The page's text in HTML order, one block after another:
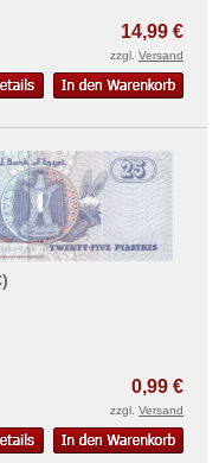
14,99 €
zzgl. Versand
0,99 €
zzgl. Versand